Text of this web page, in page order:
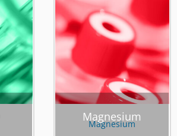
Magnesium
Magnesium